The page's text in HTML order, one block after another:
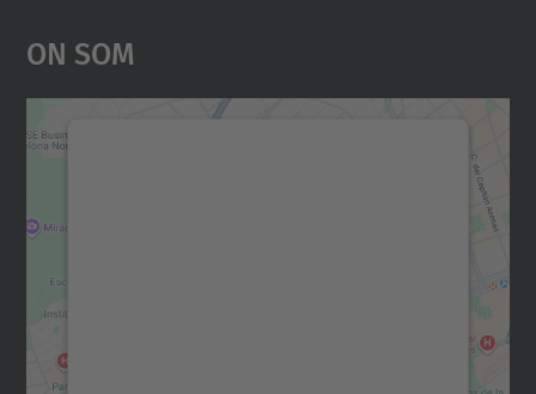
On Som